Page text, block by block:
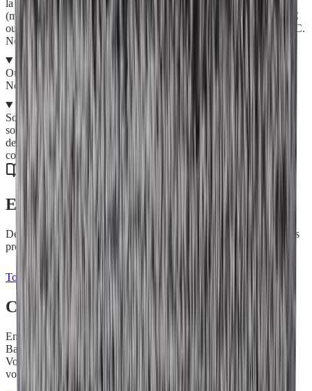
la Lessive Solide H2O at Home à partir de 40°C, sur cycle long
(minimum 1h30). Pour un effet bactéricide, lavez à minimum 60°C
ou utilisez la Lessive Poudre Désinfectante H2O at Home dès 40°C.
Ne pas utiliser d'adoucissant ni de javel, et ne pas repasser.
Oui. Plongez la Mop dans l'eau chaude, savonnez avec le savon
Netépur, puis rincez abondamment.
Est-elle respectueuse de l'environnement ?
Son dos (maille auto-agrippante) est en polyester 100% recyclé et
son emballage utilise une bague en papier kraft 100% recyclé avec
des encres végétales. En fin de vie, déposez-la dans une borne de
collecte textile.
En savoir plus
Découvrez nos conseils et astuces pour tirer le meilleur parti de vos
produits H2O at Home.
Tous nos articles
Convaincu(e) par Mop Balayage ?
Envie de voir la difference entre votre balai actuel et la Mop
Balayage ? Je vous propose un test comparatif gratuit chez vous.
Vous verrez concrètement ce que la microfibre capture - et ce que
votre balai laissait passer.